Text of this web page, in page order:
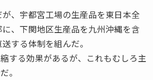
、宇都宮工場の生産品を東日本全
、下関地区生産品を九州沖縄を含
する体制を組んだ。
する効果があるが、これもむしろ主
。